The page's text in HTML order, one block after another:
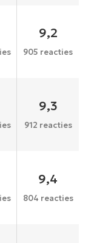
9,2
905 reacties
9,3
912 reacties
9,4
804 reacties